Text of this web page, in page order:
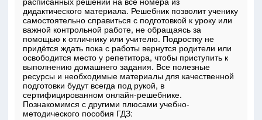
дидактического материала. Решебник позволит ученику
самостоятельно справиться с подготовкой к уроку или
важной контрольной работе, не обращаясь за
помощью к отличнику или учителю. Подростку не
придётся ждать пока с работы вернутся родители или
освободится место у репетитора, чтобы приступить к
выполнению домашнего задания. Все полезные
ресурсы и необходимые материалы для качественной
подготовки будут всегда под рукой, в
сертифицированном онлайн-решебнике.
Познакомимся с другими плюсами учебно-
методического пособия ГДЗ: